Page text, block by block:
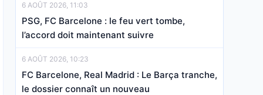
6 AOÛT 2026, 11:03
PSG, FC Barcelone : le feu vert tombe,
l’accord doit maintenant suivre
6 AOÛT 2026, 10:23
FC Barcelone, Real Madrid : Le Barça tranche,
le dossier connaît un nouveau